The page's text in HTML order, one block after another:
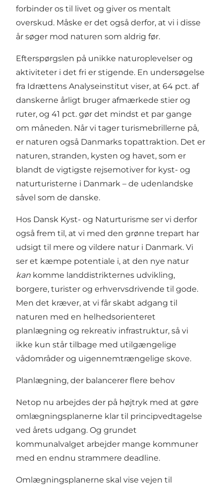
forbinder os til livet og giver os mentalt
overskud. Måske er det også derfor, at vi i disse
år søger mod naturen som aldrig før.
Efterspørgslen på unikke naturoplevelser og
aktiviteter i det fri er stigende. En undersøgelse
fra Idrættens Analyseinstitut viser, at 64 pct. af
danskerne årligt bruger afmærkede stier og
ruter, og 41 pct. gør det mindst et par gange
om måneden. Når vi tager turismebrillerne på,
er naturen også Danmarks topattraktion. Det er
naturen, stranden, kysten og havet, som er
blandt de vigtigste rejsemotiver for kyst- og
naturturisterne i Danmark – de udenlandske
såvel som de danske.
Hos Dansk Kyst- og Naturturisme ser vi derfor
også frem til, at vi med den grønne trepart har
udsigt til mere og vildere natur i Danmark. Vi
ser et kæmpe potentiale i, at den nye natur
kan komme landdistrikternes udvikling,
borgere, turister og erhvervsdrivende til gode.
Men det kræver, at vi får skabt adgang til
naturen med en helhedsorienteret
planlægning og rekreativ infrastruktur, så vi
ikke kun står tilbage med utilgængelige
vådområder og uigennemtrængelige skove.
Planlægning, der balancerer flere behov
Netop nu arbejdes der på højtryk med at gøre
omlægningsplanerne klar til principvedtagelse
ved årets udgang. Og grundet
kommunalvalget arbejder mange kommuner
med en endnu strammere deadline.
Omlægningsplanerne skal vise vejen til